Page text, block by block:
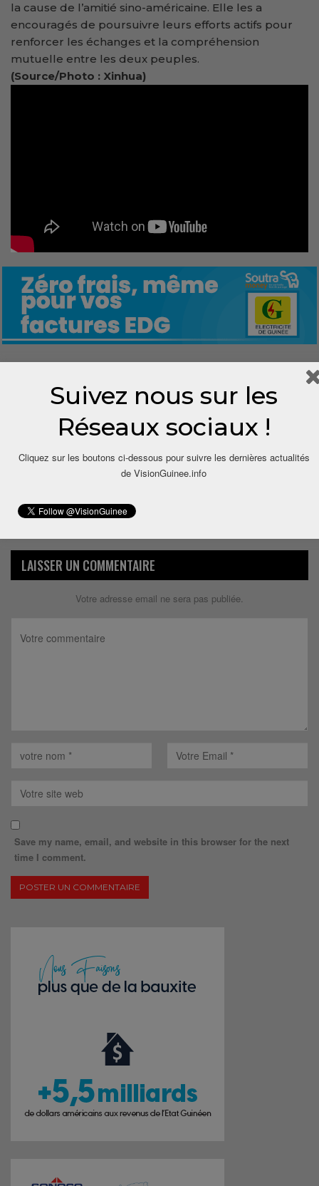
la cause de l’amitié sino-américaine. Elle les a
encouragés de poursuivre leurs efforts actifs pour
renforcer les échanges et la compréhension
mutuelle entre les deux peuples.
(Source/Photo : Xinhua)
Share
LAISSER UN COMMENTAIRE
Votre adresse email ne sera pas publiée.
Save my name, email, and website in this browser for the next
time I comment.
Suivez nous sur les
Réseaux sociaux !
Cliquez sur les boutons ci-dessous pour suivre les dernières actualités
de VisionGuinee.info